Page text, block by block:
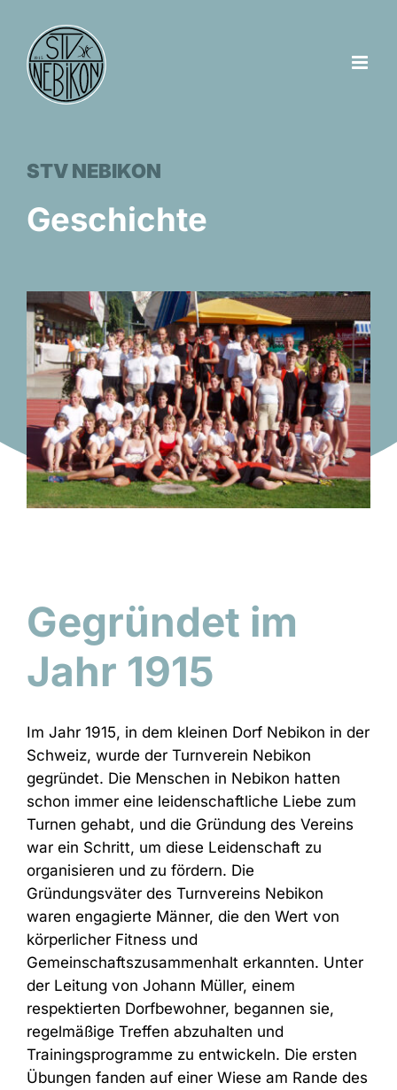
Inhalt
springen
STV NEBIKON
Geschichte
Gegründet im
Jahr 1915
Im Jahr 1915, in dem kleinen Dorf Nebikon in der
Schweiz, wurde der Turnverein Nebikon
gegründet. Die Menschen in Nebikon hatten
schon immer eine leidenschaftliche Liebe zum
Turnen gehabt, und die Gründung des Vereins
war ein Schritt, um diese Leidenschaft zu
organisieren und zu fördern. Die
Gründungsväter des Turnvereins Nebikon
waren engagierte Männer, die den Wert von
körperlicher Fitness und
Gemeinschaftszusammenhalt erkannten. Unter
der Leitung von Johann Müller, einem
respektierten Dorfbewohner, begannen sie,
regelmäßige Treffen abzuhalten und
Trainingsprogramme zu entwickeln. Die ersten
Übungen fanden auf einer Wiese am Rande des